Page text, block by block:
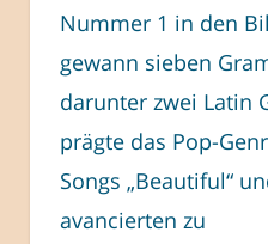
Nummer 1 in den
gewann sieben
darunter zwei Latin
prägte das Pop-
Songs „Beautiful“
avancierten zu